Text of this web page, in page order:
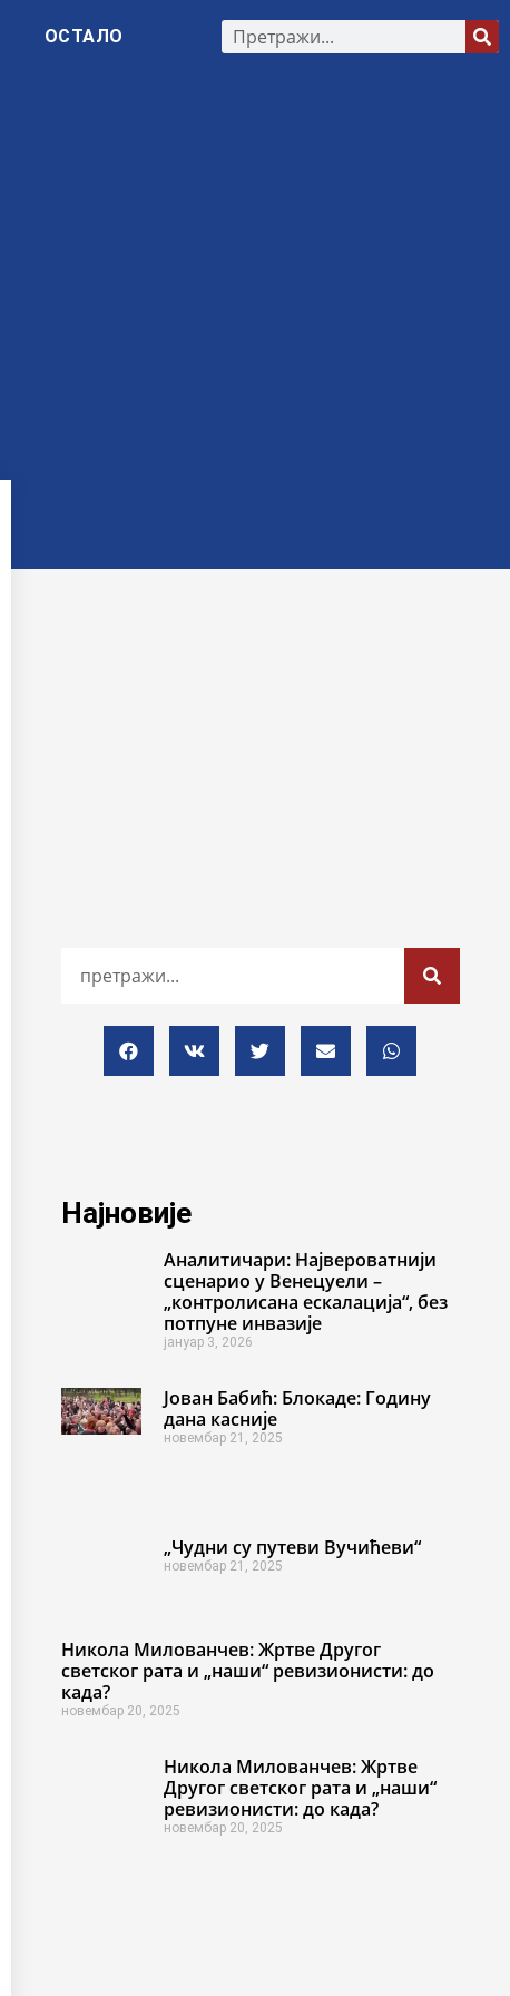
ОСТАЛО
Најновије
Аналитичари: Највероватнији
сценарио у Венецуели –
„контролисана ескалација“, без
потпуне инвазије
јануар 3, 2026
Јован Бабић: Блокаде: Годину
дана касније
новембар 21, 2025
„Чудни су путеви Вучићеви“
новембар 21, 2025
Никола Милованчев: Жртве Другог
светског рата и „наши“ ревизионисти: до
када?
новембар 20, 2025
Никола Милованчев: Жртве
Другог светског рата и „наши“
ревизионисти: до када?
новембар 20, 2025